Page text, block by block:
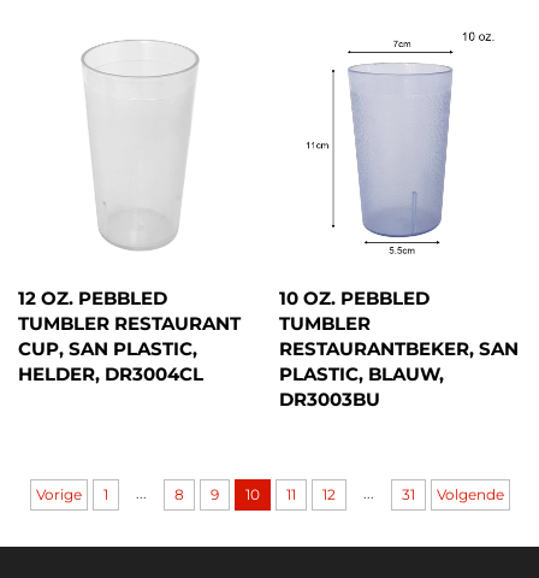
12 OZ. PEBBLED
TUMBLER RESTAURANT
CUP, SAN PLASTIC,
HELDER, DR3004CL
10 OZ. PEBBLED
TUMBLER
RESTAURANTBEKER, SAN
PLASTIC, BLAUW,
DR3003BU
Vorige 1 ... 8 9 10 11 12 ... 31 Volgende